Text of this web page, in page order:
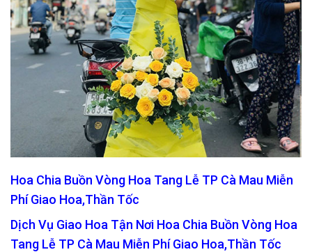
Hoa Chia Buồn Vòng Hoa Tang Lễ TP Cà Mau Miễn
Phí Giao Hoa,Thần Tốc
Dịch Vụ Giao Hoa Tận Nơi Hoa Chia Buồn Vòng Hoa
Tang Lễ TP Cà Mau Miễn Phí Giao Hoa,Thần Tốc